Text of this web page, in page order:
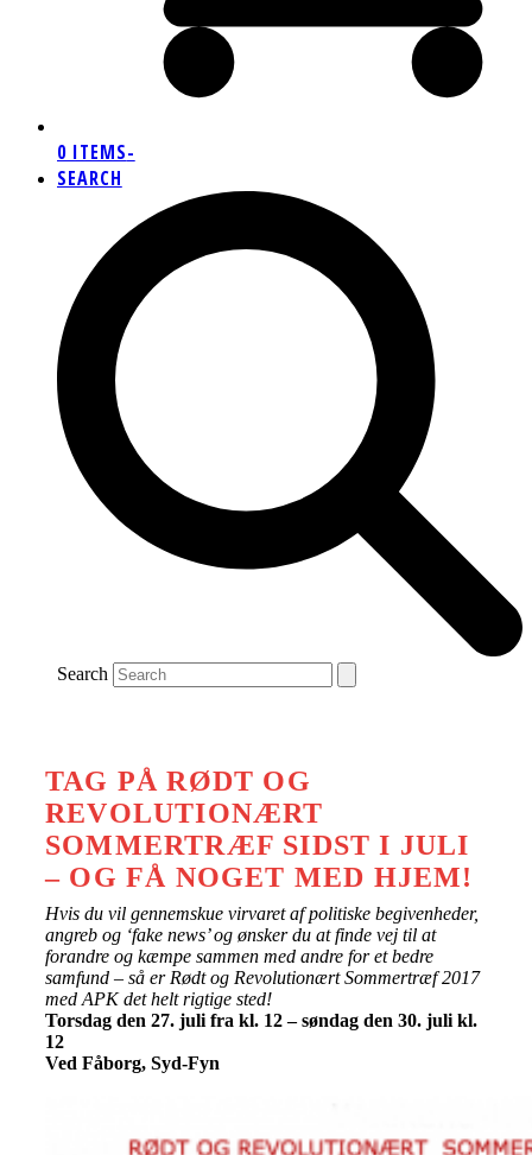
0 ITEMS-
SEARCH
Search
TAG PÅ RØDT OG
REVOLUTIONÆRT
SOMMERTRÆF SIDST I JULI
– OG FÅ NOGET MED HJEM!
Hvis du vil gennemskue virvaret af politiske begivenheder,
angreb og ‘fake news’ og ønsker du at finde vej til at
forandre og kæmpe sammen med andre for et bedre
samfund – så er Rødt og Revolutionært Sommertræf 2017
med APK det helt rigtige sted!
Torsdag den 27. juli fra kl. 12 – søndag den 30. juli kl.
12
Ved Fåborg, Syd-Fyn